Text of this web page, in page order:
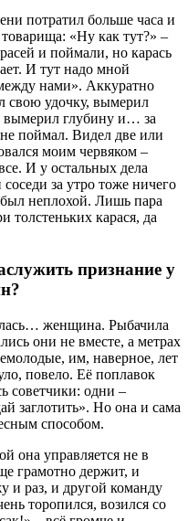
потратил больше часа и
«Ну как тут?» –
и поймали, но карась
И тут надо мной
нами». Аккуратно
свою удочку, вымерил
вымерил глубину и… за
поймал. Видел две или
моим червяком –
И у остальных дела
за утро тоже ничего
неплохой. Лишь пара
толстеньких карася, да
признание у
женщина. Рыбачила
они не вместе, а метрах
им, наверное, лет
повело. Её поплавок
советчики: одни –
заглотить». Но она и сама
способом.
она управляется не в
грамотно держит, и
и раз, и другой команду
торопился, возился со